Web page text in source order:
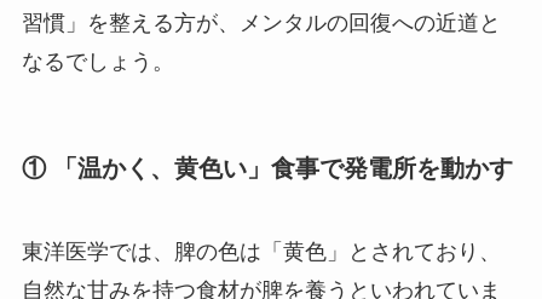
習慣」を整える方が、メンタルの回復への近道と
なるでしょう。
① 「温かく、黄色い」食事で発電所を動かす
東洋医学では、脾の色は「黄色」とされており、
自然な甘みを持つ食材が脾を養うといわれていま